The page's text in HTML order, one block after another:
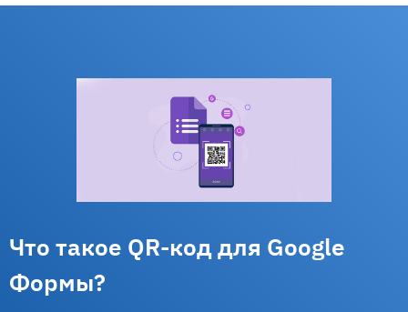
Что такое QR-код для Google
Формы?